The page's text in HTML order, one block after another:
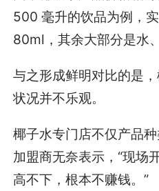
500 毫升的饮品为例，
80ml，其余大部分是水
与之形成鲜明对比的是
状况并不乐观。
椰子水专门店不仅产品
加盟商无奈表示，“现场
高不下，根本不赚钱。”